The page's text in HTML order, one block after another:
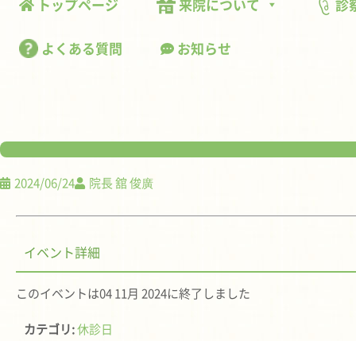
トップページ 来院について 診
よくある質問 お知らせ
2024/06/24 院長 舘 俊廣
イベント詳細
このイベントは04 11月 2024に終了しました
カテゴリ:休診日